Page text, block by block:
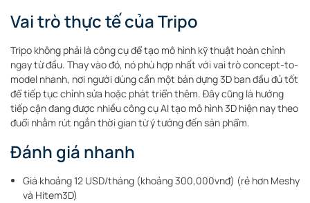
Vai trò thực tế của Tripo
Tripo không phải là công cụ để tạo mô hình kỹ thuật hoàn chỉnh
ngay từ đầu. Thay vào đó, nó phù hợp nhất với vai trò concept-to-
model nhanh, nơi người dùng cần một bản dựng 3D ban đầu đủ tốt
để tiếp tục chỉnh sửa hoặc phát triển thêm. Đây cũng là hướng
tiếp cận đang được nhiều công cụ AI tạo mô hình 3D hiện nay theo
đuổi nhằm rút ngắn thời gian từ ý tưởng đến sản phẩm.
Đánh giá nhanh
Giá khoảng 12 USD/tháng (khoảng 300,000vnđ) (rẻ hơn Meshy
và Hitem3D)